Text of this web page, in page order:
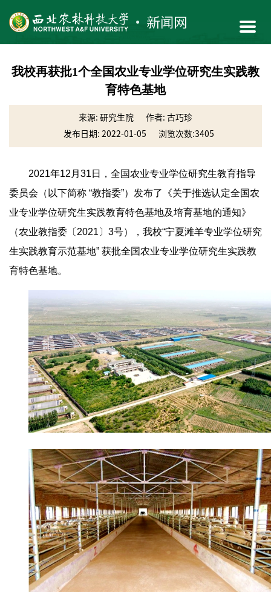
我校再获批1个全国农业专业学位研究生实践教
育特色基地
来源: 研究生院
作者: 古巧珍
发布日期: 2022-01-05
浏览次数:3405
2021年12月31日，全国农业专业学位研究生教育指导
委员会（以下简称 “教指委”）发布了《关于推选认定全国农
业专业学位研究生实践教育特色基地及培育基地的通知》
（农业教指委〔2021〕3号），我校“宁夏滩羊专业学位研究
生实践教育示范基地” 获批全国农业专业学位研究生实践教
育特色基地。